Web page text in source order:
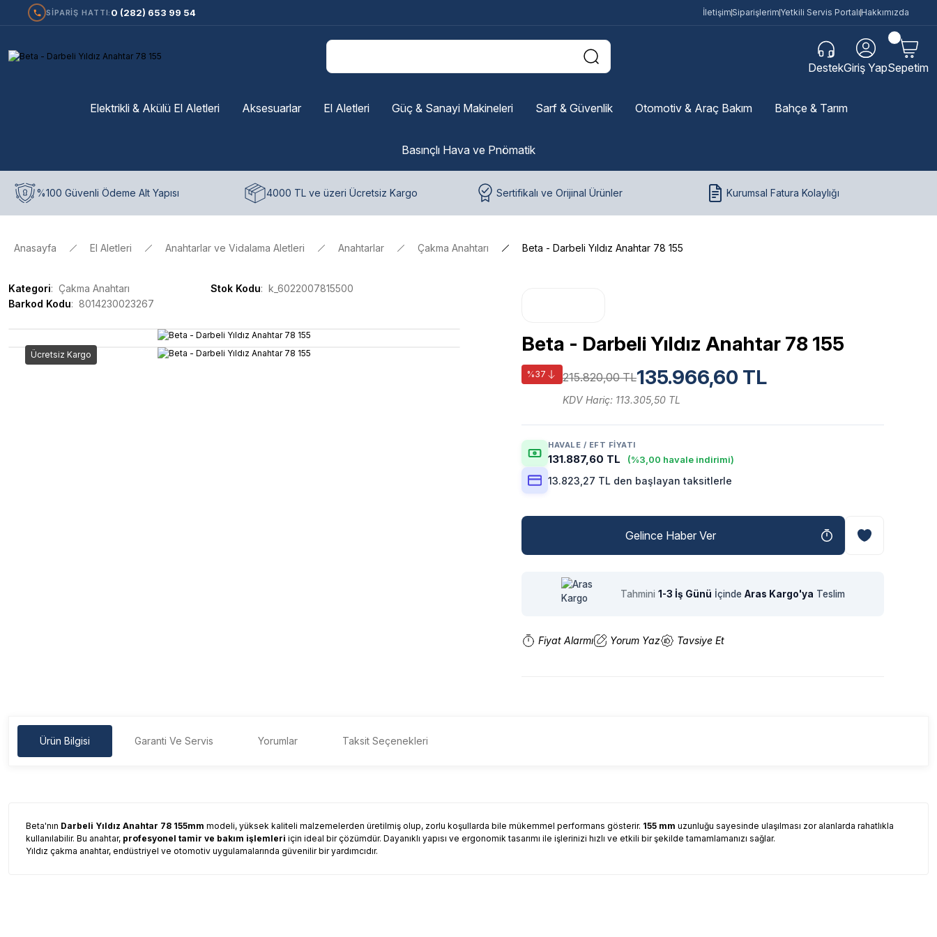
SİPARİŞ HATTI: 0 (282) 653 99 54 İletişimSiparişlerim Yetkili Servis Portalı Hakkımızda
DestekGiriş YapSepetim
Elektrikli & Akülü El Aletleri Aksesuarlar El Aletleri Güç & Sanayi Makineleri Sarf & Güvenlik Otomotiv & Araç Bakım Bahçe & Tarım
Basınçlı Hava ve Pnömatik
%100 Güvenli Ödeme Alt Yapısı 4000 TL ve üzeri Ücretsiz Kargo Sertifikalı ve Orijinal Ürünler Kurumsal Fatura Kolaylığı
Anasayfa El Aletleri Anahtarlar ve Vidalama Aletleri Anahtarlar Çakma Anahtarı Beta - Darbeli Yıldız Anahtar 78 155
Kategori Çakma Anahtarı Stok Kodu
k_6022007815500
Barkod Kodu
8014230023267
Ücretsiz Kargo Beta - Darbeli Yıldız Anahtar 78 155
%37 215.820,00 TL135.966,60 TL
KDV Hariç: 113.305,50 TL
HAVALE / EFT FIYATI
131.887,60 TL (%3,00 havale indirimi)
13.823,27 TL den başlayan taksitlerle
Gelince Haber Ver
Tahmini 1-3 İş Günü İçinde Aras Kargo'ya Teslim
Fiyat Alarmı Yorum Yaz Tavsiye Et
Ürün Bilgisi Garanti Ve Servis Yorumlar Taksit Seçenekleri
Beta'nın Darbeli Yıldız Anahtar 78 155mm modeli, yüksek kaliteli malzemelerden üretilmiş olup, zorlu koşullarda bile mükemmel performans gösterir. 155 mm uzunluğu sayesinde ulaşılması zor alanlarda rahatlıkla
kullanılabilir. Bu anahtar, profesyonel tamir ve bakım işlemleri için ideal bir çözümdür. Dayanıklı yapısı ve ergonomik tasarımı ile işlerinizi hızlı ve etkili bir şekilde tamamlamanızı sağlar.
Yıldız çakma anahtar, endüstriyel ve otomotiv uygulamalarında güvenilir bir yardımcıdır.